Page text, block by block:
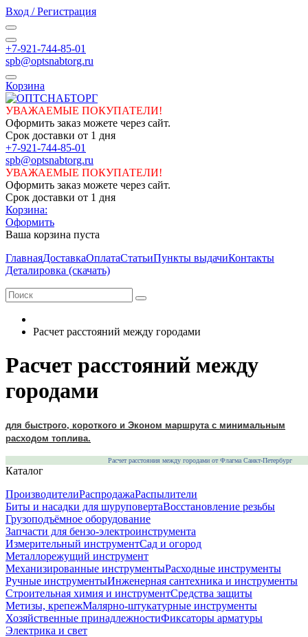
Вход / Регистрация
+7-921-744-85-01
spb@optsnabtorg.ru
Корзина
УВАЖАЕМЫЕ ПОКУПАТЕЛИ!
Оформить заказ можете через сайт.
Срок доставки от 1 дня
+7-921-744-85-01
spb@optsnabtorg.ru
УВАЖАЕМЫЕ ПОКУПАТЕЛИ!
Оформить заказ можете через сайт.
Срок доставки от 1 дня
Корзина:
Оформить
Ваша корзина пуста
ГлавнаяДоставкаОплатаСтатьиПункты выдачиКонтакты
Деталировка (скачать)
Расчет расстояний между городами
Расчет расстояний между
городами
для быстрого, короткого и Эконом маршрута с минимальным
расходом топлива.
Расчет расстояния между городами от Флагма Санкт-Петербург
Каталог
ПроизводителиРаспродажаРаспылители
Биты и насадки для шуруповертаВосстановление резьбы
Грузоподъёмное оборудование
Запчасти для бензо-электроинструмента
Измерительный инструментСад и огород
Металлорежущий инструмент
Механизированные инструментыРасходные инструменты
Ручные инструментыИнженерная сантехника и инструменты
Строительная химия и инструментСредства защиты
Метизы, крепежМалярно-штукатурные инструменты
Хозяйственные принадлежностиФиксаторы арматуры
Электрика и свет